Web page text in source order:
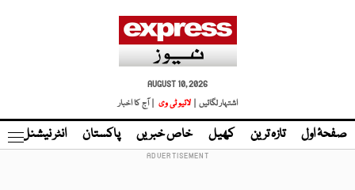
AUGUST 10, 2026
اشتہار لگائیں |
لائیو ٹی وی | آج کا اخبار
صفحۂ اول تازہ ترین کھیل خاص خبریں پاکستان انٹر نیشنل